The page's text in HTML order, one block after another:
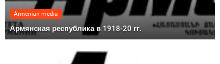
Armenian media
Армянская республика в 1918-20 гг.